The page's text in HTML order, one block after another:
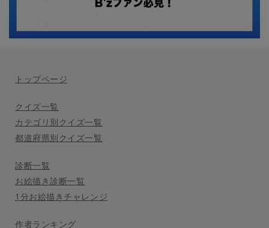
トップページ
クイズ一覧
カテゴリ別クイズ一覧
都道府県別クイズ一覧
診断一覧
お絵描き診断一覧
1分お絵描きチャレンジ
作者ランキング